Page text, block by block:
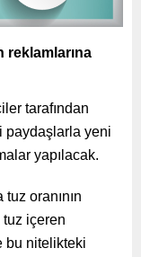
tarafından
paydaşlarla yeni
yapılacak.
oranının
tuz içeren
bu nitelikteki